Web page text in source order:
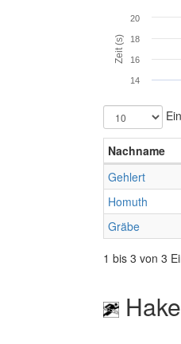
Zeit (s)
20
14
16
18
Nachname
Gehlert
Homuth
Gräbe
1 bis 3 von 3